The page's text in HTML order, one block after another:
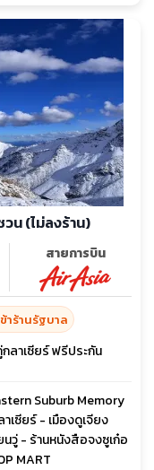
วน (ไม่ลงร้าน)
สายการบิน
ข้าร้านรัฐบาล
ลาเซียร์ ฟรีประกัน
Suburb Memory
เซียร์ - เมืองดูเจียง
วู่ - ร้านหนังสือจงซูเก๋อ
MART